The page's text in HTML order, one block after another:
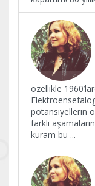
özellikle
potansiyellerin
farklı
kuram bu ...